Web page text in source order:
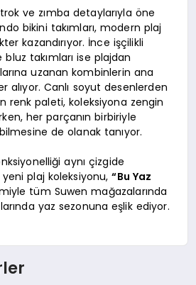
ve zımba detaylarıyla öne
bikini takımları, modern plaj
kazandırıyor. İnce işçilikli
takımları ise plajdan
uzanan kombinlerin ana
alıyor. Canlı soyut desenlerden
renk paleti, koleksiyona zengin
her parçanın birbiriyle
de olanak tanıyor.
aynı çizgide
yeni plaj koleksiyonu,“Bu Yaz
tüm Suwen mağazalarında
yaz sezonuna eşlik ediyor.